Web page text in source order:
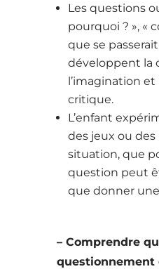
Les questions
pourquoi ? », «
que se
développent la
l’imagination et
critique.
L’enfant
des jeux ou des
situation, que
question peut
que donner
– Comprendre
questionnement